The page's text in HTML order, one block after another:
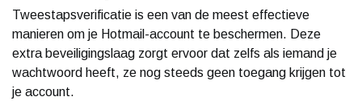
Tweestapsverificatie is een van de meest effectieve
manieren om je Hotmail-account te beschermen. Deze
extra beveiligingslaag zorgt ervoor dat zelfs als iemand je
wachtwoord heeft, ze nog steeds geen toegang krijgen tot
je account.